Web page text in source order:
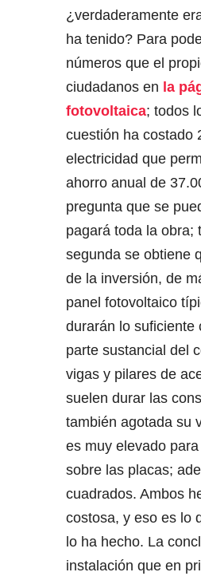
¿verdaderamente
ha tenido? Para
números que el
ciudadanos en la
fotovoltaica; todos
cuestión ha costado
electricidad que
ahorro anual de
pregunta que se
pagará toda la obra;
segunda se obtiene
de la inversión, de
panel fotovoltaico
durarán lo suficiente
parte sustancial del
vigas y pilares de
suelen durar las
también agotada su
es muy elevado
sobre las placas;
cuadrados. Ambos
costosa, y eso es lo
lo ha hecho. La
instalación que en